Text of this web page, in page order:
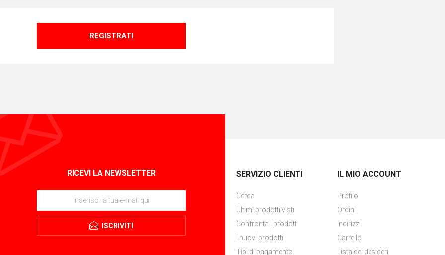
REGISTRATI
RICEVI LA NEWSLETTER
ISCRIVITI
SERVIZIO CLIENTI
Cerca
Ultimi prodotti visti
Confronta i prodotti
I nuovi prodotti
Tipi di pagamento
IL MIO ACCOUNT
Profilo
Ordini
Indirizzi
Carrello
Lista dei desideri